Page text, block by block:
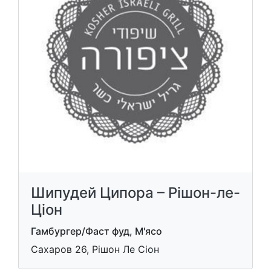
Шипудей Ципора – Рішон-ле-
Ціон
Гамбургер/Фаст фуд, М'ясо
Сахаров 26, Рішон Ле Cіон